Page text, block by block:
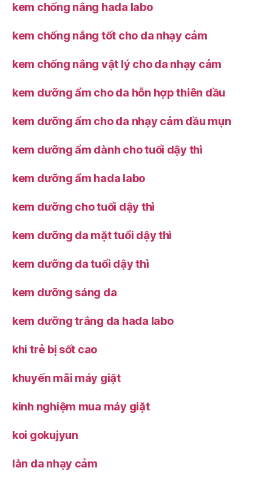
kem chống nắng hada labo
kem chống nắng tốt cho da nhạy cảm
kem chống nắng vật lý cho da nhạy cảm
kem dưỡng ẩm cho da hỗn hợp thiên dầu
kem dưỡng ẩm cho da nhạy cảm dầu mụn
kem dưỡng ẩm dành cho tuổi dậy thì
kem dưỡng ẩm hada labo
kem dưỡng cho tuổi dậy thì
kem dưỡng da mặt tuổi dậy thì
kem dưỡng da tuổi dậy thì
kem dưỡng sáng da
kem dưỡng trắng da hada labo
khi trẻ bị sốt cao
khuyến mãi máy giặt
kinh nghiệm mua máy giặt
koi gokujyun
làn da nhạy cảm